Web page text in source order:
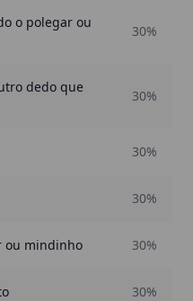
o polegar ou
30%
dedo que
30%
30%
30%
ou mindinho 30%
30%